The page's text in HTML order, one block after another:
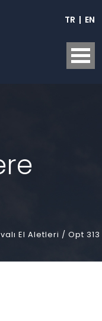
TR | EN
El Aletleri / Opt 313